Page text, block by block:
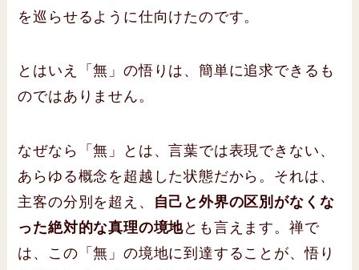
を巡らせるように仕向けたのです。
とはいえ「無」の悟りは、簡単に追求できるも
のではありません。
なぜなら「無」とは、言葉では表現できない、
あらゆる概念を超越した状態だから。それは、
主客の分別を超え、
自己と外界の区別がなくな
った絶対的な真理の境地とも言えます。禅で
は、この「無」の境地に到達することが、悟り